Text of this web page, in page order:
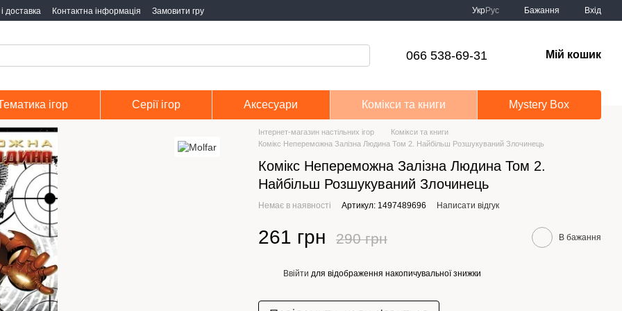
доставка Контактна інформація Замовити гру УкрРус Бажання Вхід
066 538-69-31 Мій кошик
ігор Серії ігор Аксесуари Комікси та книги Mystery Box
Інтернет-магазин настільних ігор
Комікси та книги
Комікс Непереможна Залізна Людина Том 2. Найбільш Розшукуваний Злочинець
Комікс Непереможна Залізна Людина Том 2.
Найбільш Розшукуваний Злочинець
Немає в наявності Артикул: 1497489696 Написати відгук
261 грн 290 грн В бажання
Ввійти для відображення накопичувальної знижки